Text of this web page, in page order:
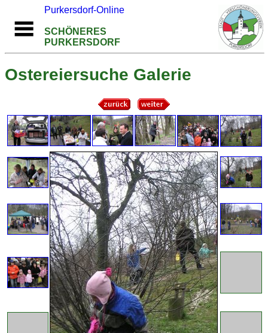
Purkersdorf-Online
SCHÖNERES
PURKERSDORF
Ostereiersuche Galerie